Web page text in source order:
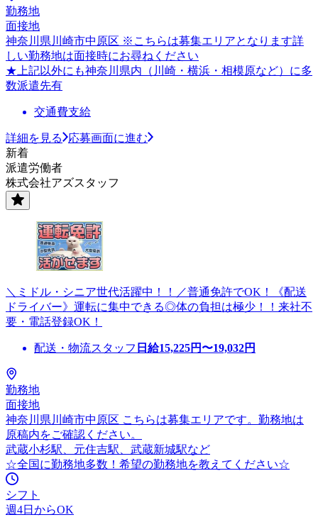
勤務地
面接地
神奈川県川崎市中原区 ※こちらは募集エリアとなります詳
しい勤務地は面接時にお尋ねください
★上記以外にも神奈川県内（川崎・横浜・相模原など）に多
数派遣先有
交通費支給
詳細を見る
応募画面に進む
新着
派遣労働者
株式会社アズスタッフ
＼ミドル・シニア世代活躍中！！／普通免許でOK！《配送
ドライバー》運転に集中できる◎体の負担は極少！！来社不
要・電話登録OK！
配送・物流スタッフ 日給15,225円〜19,032円
勤務地
面接地
神奈川県川崎市中原区 こちらは募集エリアです。勤務地は
原稿内をご確認ください。
武蔵小杉駅、元住吉駅、武蔵新城駅など
☆全国に勤務地多数！希望の勤務地を教えてください☆
シフト
週4日からOK